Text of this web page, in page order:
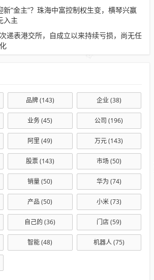
新“金主”？珠海中富控制权生变，横琴兴赢
入主
递表港交所，自成立以来持续亏损，尚无任
品牌(143) 企业(38)
业务(45) 公司 (196)
阿里 (49) 万元(143)
股票(143) 市场(50)
销量(50) 华为 (74)
产品 (50) 小米(73)
自己的 (36) 门店(59)
智能(48) 机器人(75)